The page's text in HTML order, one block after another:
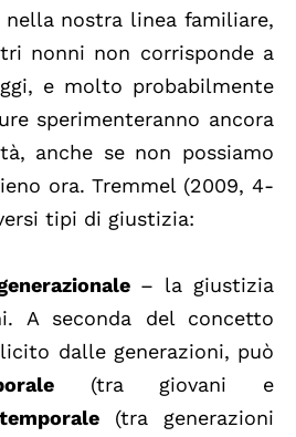
nella nostra linea familiare,
nonni non corrisponde a
e molto probabilmente
sperimenteranno ancora
anche se non possiamo
ora. Tremmel (2009, 4-
tipi di giustizia:
– la giustizia
A seconda del concetto
dalle generazioni, può
(tra giovani e
(tra generazioni